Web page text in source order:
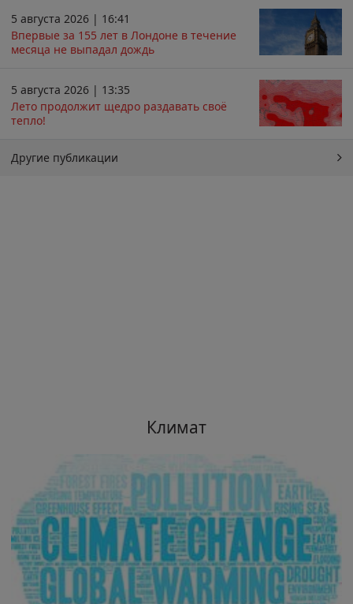
5 августа 2026 | 16:41
Впервые за 155 лет в Лондоне в течение
месяца не выпадал дождь
5 августа 2026 | 13:35
Лето продолжит щедро раздавать своё
тепло!
Другие публикации
Климат